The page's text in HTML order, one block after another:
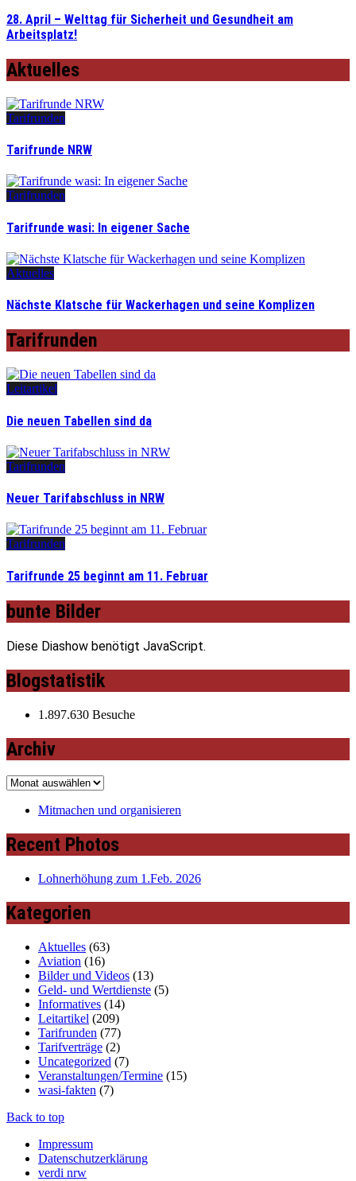
28. April – Welttag für Sicherheit und Gesundheit am
Arbeitsplatz!
Aktuelles
Tarifrunden
Tarifrunde NRW
Tarifrunden
Tarifrunde wasi: In eigener Sache
Aktuelles
Nächste Klatsche für Wackerhagen und seine Komplizen
Tarifrunden
Leitartikel
Die neuen Tabellen sind da
Tarifrunden
Neuer Tarifabschluss in NRW
Tarifrunden
Tarifrunde 25 beginnt am 11. Februar
bunte Bilder
Diese Diashow benötigt JavaScript.
Blogstatistik
1.897.630 Besuche
Archiv
Archiv
Mitmachen und organisieren
Recent Photos
Lohnerhöhung zum 1.Feb. 2026
Kategorien
Aktuelles (63)
Aviation (16)
Bilder und Videos (13)
Geld- und Wertdienste (5)
Informatives (14)
Leitartikel (209)
Tarifrunden (77)
Tarifverträge (2)
Uncategorized (7)
Veranstaltungen/Termine (15)
wasi-fakten (7)
Back to top
Impressum
Datenschutzerklärung
verdi nrw